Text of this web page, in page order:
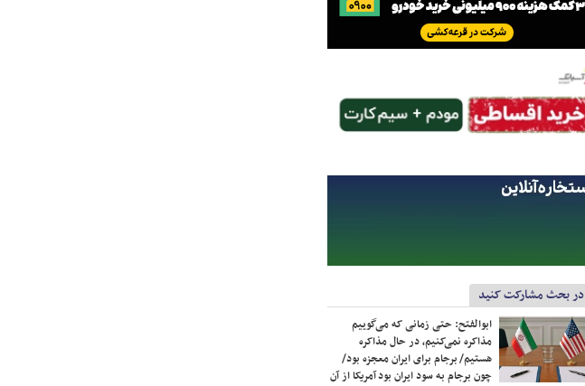
در بحث مشارکت کنید
ابوالفتح: حتی زمانی که می‌گوییم
مذاکره نمی‌کنیم، در حال مذاکره
هستیم/ برجام برای ایران معجزه بود/
چون برجام به سود ایران بود آمریکا از آن